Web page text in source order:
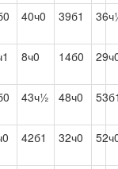
40ч0 39б1
8ч0 14б0
43ч½ 48ч0
42б1 32ч0